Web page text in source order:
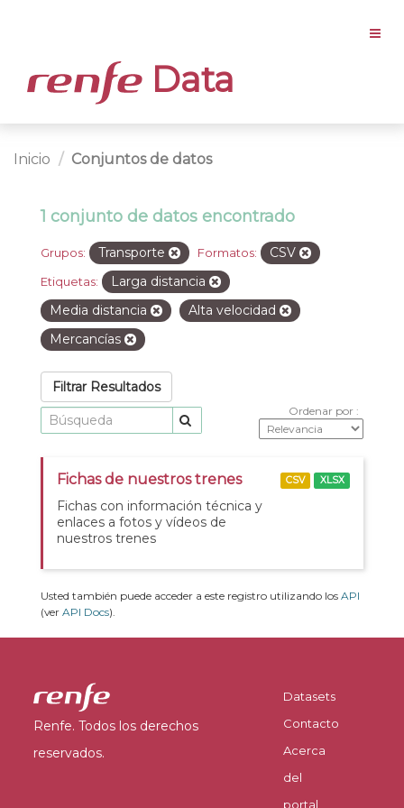
Data
Inicio Conjuntos de datos
1 conjunto de datos encontrado
Grupos: Transporte Formatos: CSV
Etiquetas:
Larga distancia
Media distancia
Alta velocidad
Mercancías
Filtrar Resultados
Ordenar por
Fichas de nuestros trenes
Fichas con información técnica y
enlaces a fotos y vídeos de
nuestros trenes
CSV XLSX
Usted también puede acceder a este registro utilizando los API
(ver API Docs).
Renfe. Todos los derechos
reservados.
Datasets
Contacto
Acerca
del
portal